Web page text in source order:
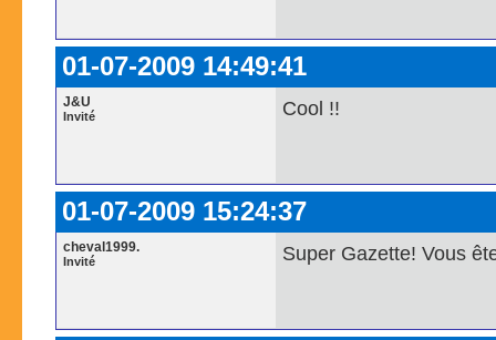
01-07-2009 14:49:41
J&U
Invité Cool !!
01-07-2009 15:24:37
cheval1999.
Invité Super Gazette! Vous